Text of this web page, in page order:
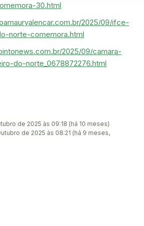
30.html
2025/09/ifce-
norte-comemora.html
2025/09/camara-
do-norte_0678872276.html
de 2025 às 09:18 (há 10 meses)
de 2025 às 08:21 (há 9 meses,